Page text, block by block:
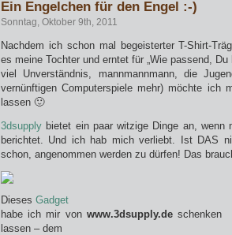
Ein Engelchen für den Engel :-)
Sonntag, Oktober 9th, 2011
Nachdem ich schon mal begeisterter T-Shirt-
es meine Tochter und erntet für „Wie passend,
viel Unverständnis, mannmannmann, die
vernünftigen Computerspiele mehr) möchte ich
lassen 🙂
3dsupply bietet ein paar witzige Dinge an, wenn
berichtet. Und ich hab mich verliebt. Ist DAS
schon, angenommen werden zu dürfen! Das
Dieses Gadget
habe ich mir von www.3dsupply.deschenken
lassen – dem